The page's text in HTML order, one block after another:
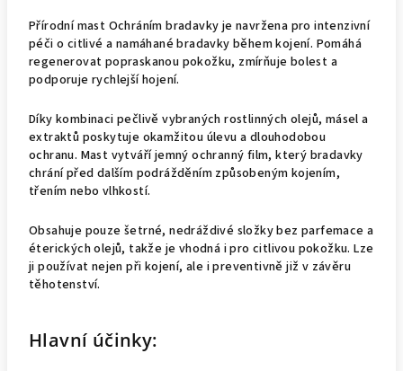
Přírodní mast Ochráním bradavky je navržena pro intenzivní
péči o citlivé a namáhané bradavky během kojení. Pomáhá
regenerovat popraskanou pokožku, zmírňuje bolest a
podporuje rychlejší hojení.
Díky kombinaci pečlivě vybraných rostlinných olejů, másel a
extraktů poskytuje okamžitou úlevu a dlouhodobou
ochranu. Mast vytváří jemný ochranný film, který bradavky
chrání před dalším podrážděním způsobeným kojením,
třením nebo vlhkostí.
Obsahuje pouze šetrné, nedráždivé složky bez parfemace a
éterických olejů, takže je vhodná i pro citlivou pokožku. Lze
ji používat nejen při kojení, ale i preventivně již v závěru
těhotenství.
Hlavní účinky: